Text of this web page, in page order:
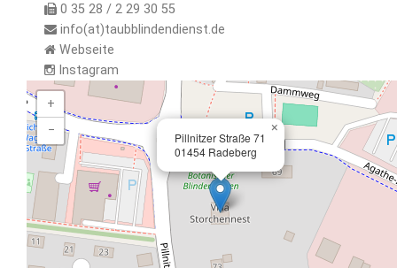
0 35 28 / 2 29 30 55
info(at)taubblindendienst.de
Webseite
Instagram
Pillnitzer Straße 71
01454 Radeberg
×
+
−